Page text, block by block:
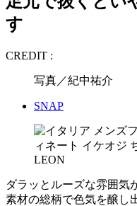
す
CREDIT :
写真／紀中祐介
SNAP
ダラッとルーズな雰囲気
素材の総柄で色気を醸し